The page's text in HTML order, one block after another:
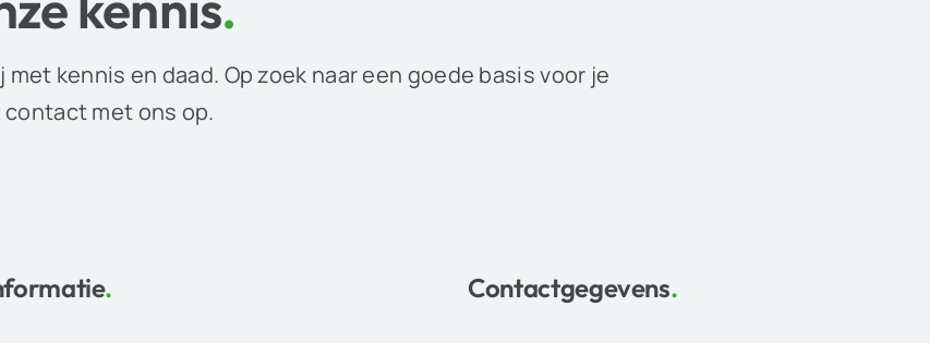
kennis en daad. Op zoek naar een goede basis voor je
met ons op.
. Contactgegevens.